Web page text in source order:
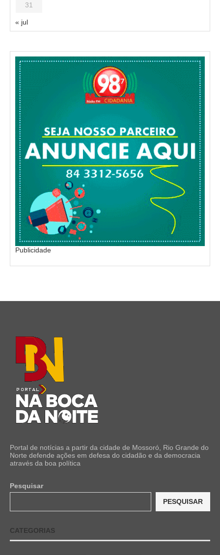
31
« jul
Publicidade
Portal de notícias a partir da cidade de Mossoró, Rio Grande do
Norte defende ações em defesa do cidadão e da democracia
através da boa política
Pesquisar
PESQUISAR
CATEGORIAS